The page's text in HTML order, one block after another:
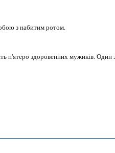
з набитим ротом.
п'ятеро здоровенних мужиків. Один